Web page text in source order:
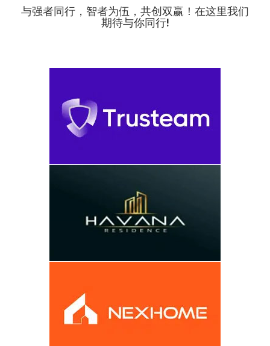
与强者同行，智者为伍，共创双赢！在这里我们
期待与你同行!